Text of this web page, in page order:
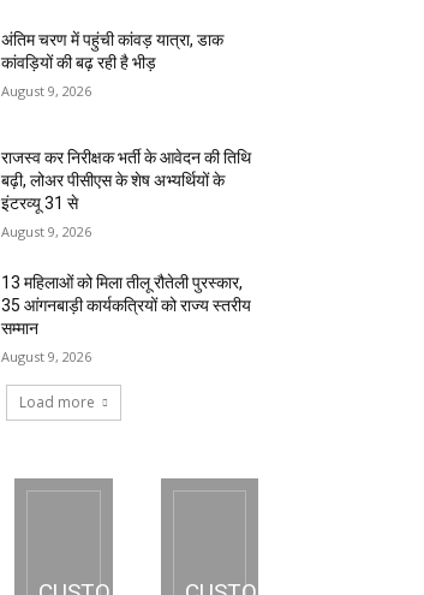
अंतिम चरण में पहुंची कांवड़ यात्रा, डाक
कांवड़ियों की बढ़ रही है भीड़
August 9, 2026
राजस्व कर निरीक्षक भर्ती के आवेदन की तिथि
बढ़ी, लोअर पीसीएस के शेष अभ्यर्थियों के
इंटरव्यू 31 से
August 9, 2026
13 महिलाओं को मिला तीलू रौतेली पुरस्कार,
35 आंगनबाड़ी कार्यकत्रियों को राज्य स्तरीय
सम्मान
August 9, 2026
Load more